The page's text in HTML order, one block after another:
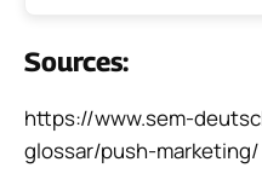
Sources:
https://www.sem-
glossar/push-marketing/